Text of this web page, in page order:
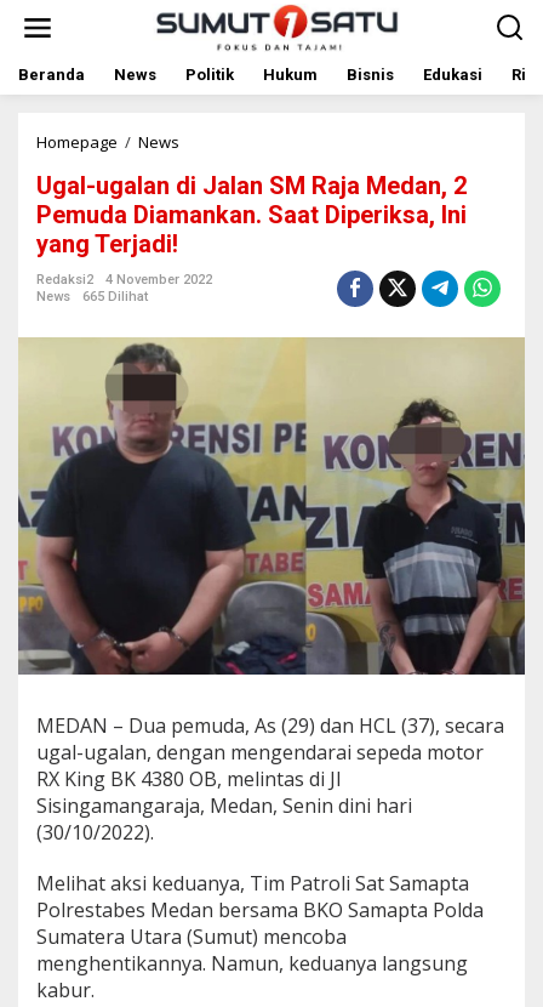
t
Beranda News Politik Hukum Bisnis Edukasi
Homepage / News
a
l
-
g
a
n
d
i
J
a
a
j
a
a
n
,
2
P
u
d
a
D
i
Ugal-ugalan di Jalan SM Raja Medan, 2
Pemuda Diamankan. Saat Diperiksa, Ini
yang Terjadi!
Redaksi2
4 November 2022
News
665 Dilihat
MEDAN – Dua pemuda, As (29) dan HCL (37), secara
ugal-ugalan, dengan mengendarai sepeda motor
RX King BK 4380 OB, melintas di Jl
Sisingamangaraja, Medan, Senin dini hari
(30/10/2022).
Melihat aksi keduanya, Tim Patroli Sat Samapta
Polrestabes Medan bersama BKO Samapta Polda
Sumatera Utara (Sumut) mencoba
menghentikannya. Namun, keduanya langsung
kabur.